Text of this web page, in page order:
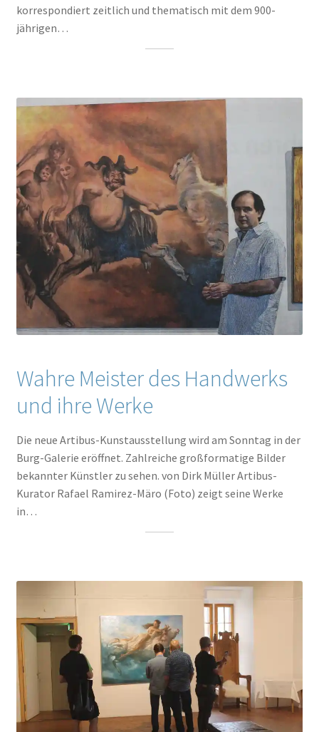
korrespondiert zeitlich und thematisch mit dem 900-
jährigen…
Wahre Meister des Handwerks
und ihre Werke
Die neue Artibus-Kunstausstellung wird am Sonntag in der
Burg-Galerie eröffnet. Zahlreiche großformatige Bilder
bekannter Künstler zu sehen. von Dirk Müller Artibus-
Kurator Rafael Ramirez-Märo (Foto) zeigt seine Werke
in…